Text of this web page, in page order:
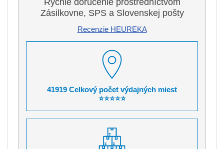
Rýchle doručenie prostredníctvom
Zásilkovne, SPS a Slovenskej pošty
Recenzie HEUREKA
41919 Celkový počet výdajných miest
⭐⭐⭐⭐⭐